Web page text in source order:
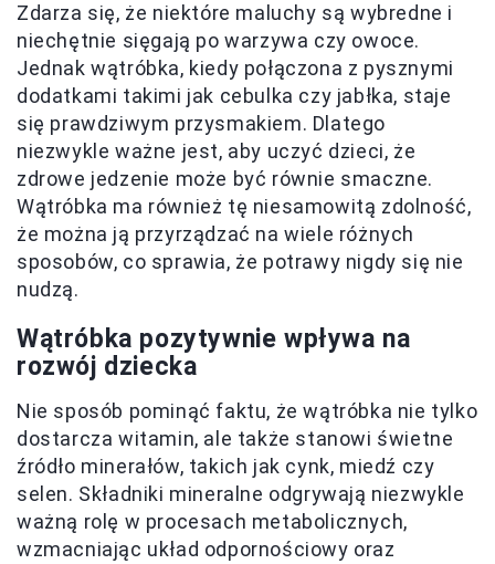
Zdarza się, że niektóre maluchy są wybredne i
niechętnie sięgają po warzywa czy owoce.
Jednak wątróbka, kiedy połączona z pysznymi
dodatkami takimi jak cebulka czy jabłka, staje
się prawdziwym przysmakiem. Dlatego
niezwykle ważne jest, aby uczyć dzieci, że
zdrowe jedzenie może być równie smaczne.
Wątróbka ma również tę niesamowitą zdolność,
że można ją przyrządzać na wiele różnych
sposobów, co sprawia, że potrawy nigdy się nie
nudzą.
Wątróbka pozytywnie wpływa na
rozwój dziecka
Nie sposób pominąć faktu, że wątróbka nie tylko
dostarcza witamin, ale także stanowi świetne
źródło minerałów, takich jak cynk, miedź czy
selen. Składniki mineralne odgrywają niezwykle
ważną rolę w procesach metabolicznych,
wzmacniając układ odpornościowy oraz